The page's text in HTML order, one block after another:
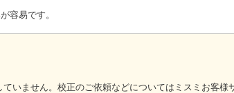
るよ
りま
照く
容易です。
ません。校正のご依頼などについてはミスミお客様